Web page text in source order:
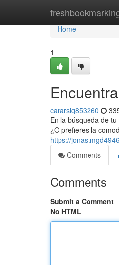
Home
Home
1
cararslq853260
En la búsqueda de
¿O prefieres la
https://
Comments
Comments
Submit a Comment
No HTML